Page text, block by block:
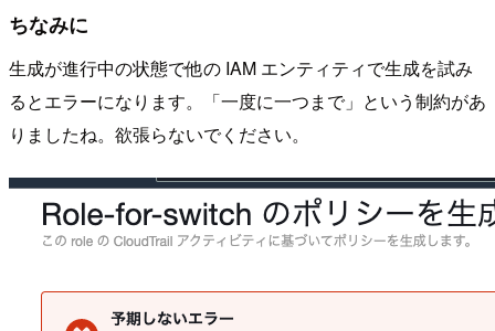
ちなみに
生成が進行中の状態で他の IAM エンティティで生成を試み
るとエラーになります。「一度に一つまで」という制約があ
りましたね。欲張らないでください。